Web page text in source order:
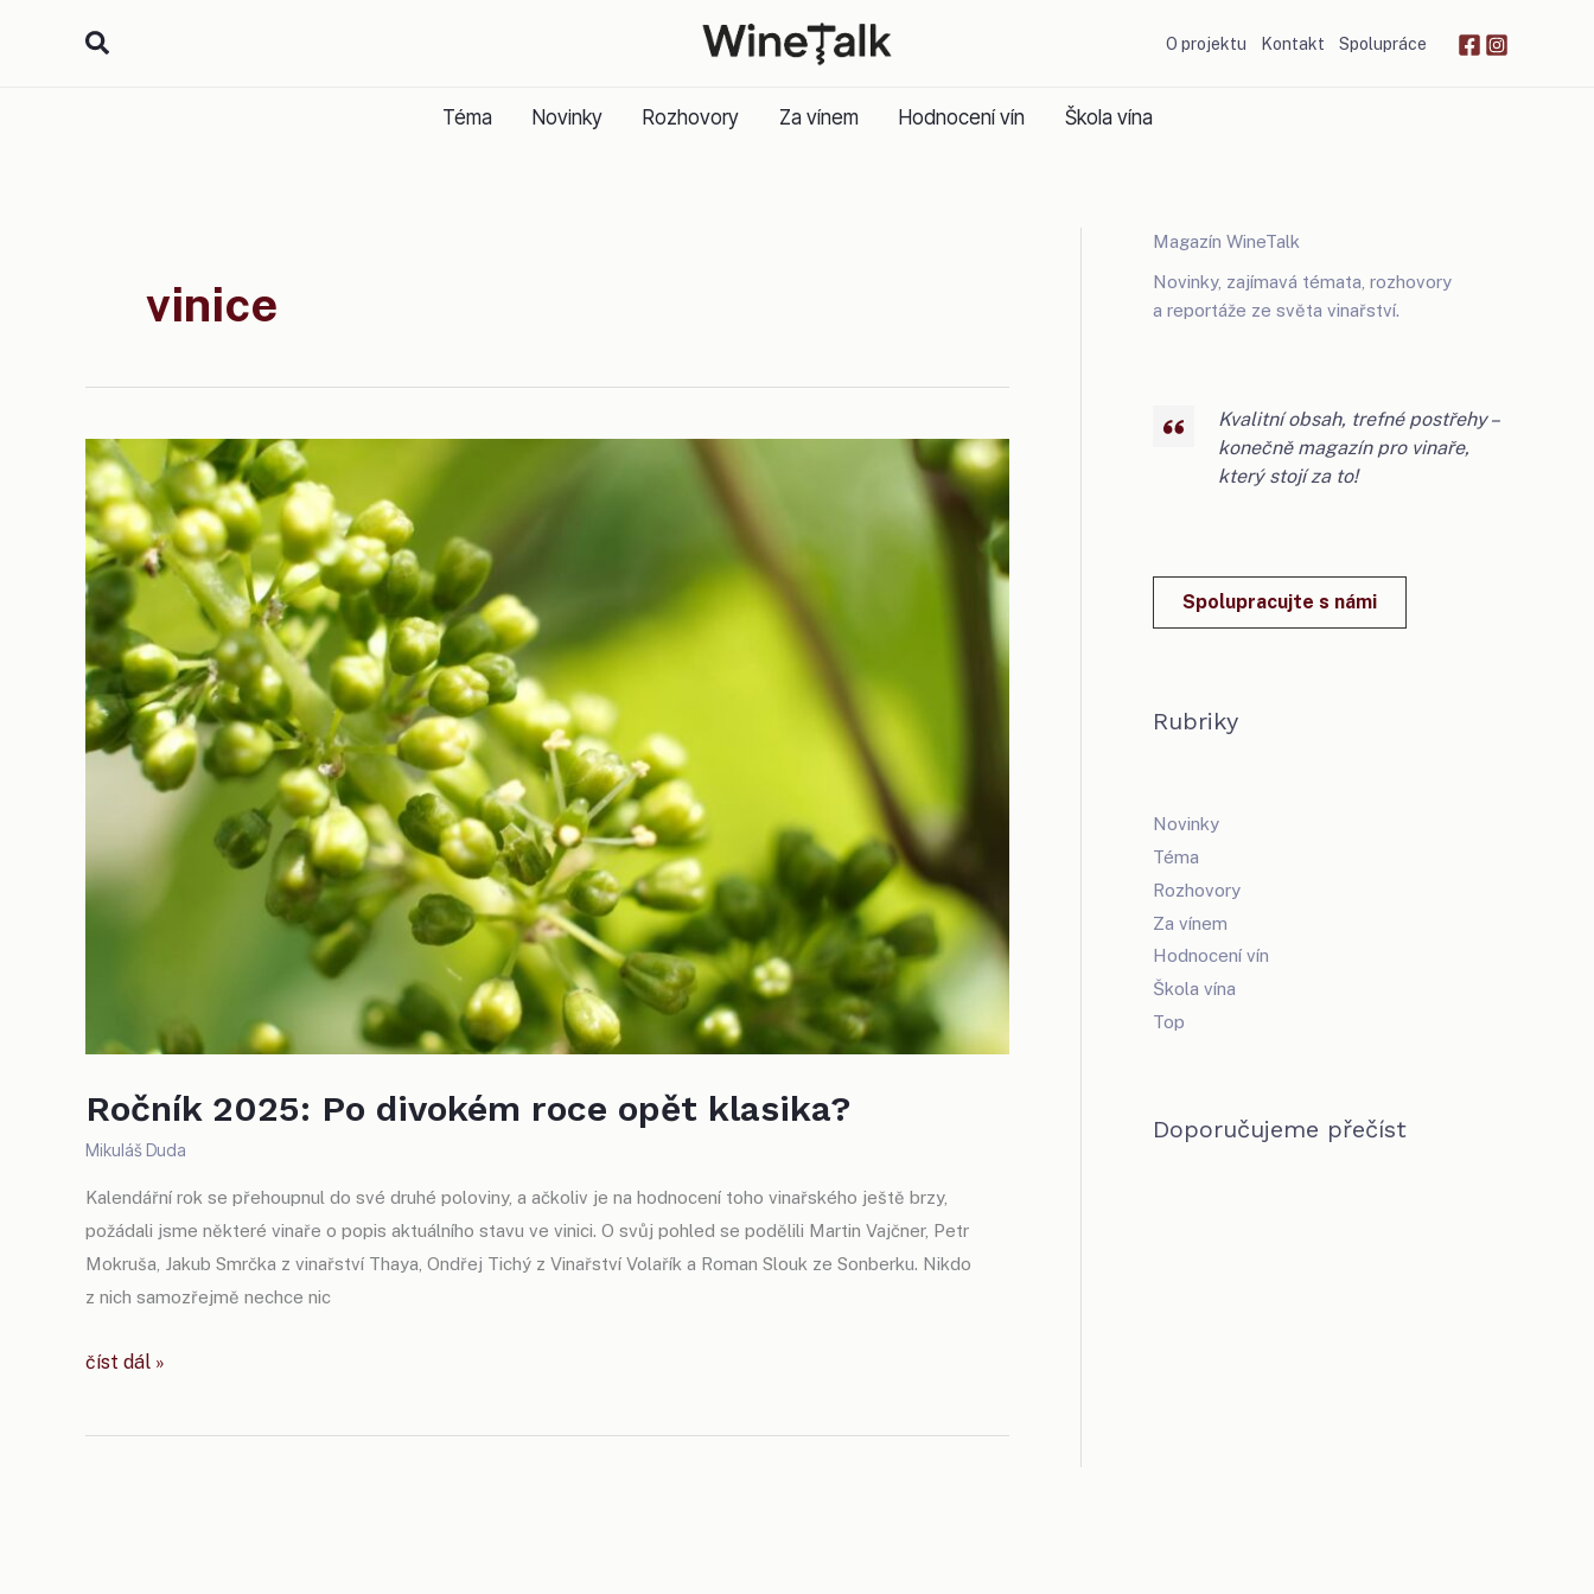
O projektu Kontakt Spolupráce
Téma Novinky Rozhovory Za vínem Hodnocení vín Škola vína
vinice
Ročník 2025: Po divokém roce opět klasika?
Mikuláš Duda
Kalendářní rok se přehoupnul do své druhé poloviny, a ačkoliv je na hodnocení toho vinařského ještě brzy,
požádali jsme některé vinaře o popis aktuálního stavu ve vinici. O svůj pohled se podělili Martin Vajčner, Petr
Mokruša, Jakub Smrčka z vinařství Thaya, Ondřej Tichý z Vinařství Volařík a Roman Slouk ze Sonberku. Nikdo
z nich samozřejmě nechce nic
ročník
číst dál »
Magazín WineTalk
Novinky, zajímavá témata, rozhovory
a reportáže ze světa vinařství.
Kvalitní obsah, trefné postřehy –
konečně magazín pro vinaře,
který stojí za to!
Spolupracujte s námi
Rubriky
Novinky
Téma
Rozhovory
Za vínem
Hodnocení vín
Škola vína
Top
Doporučujeme přečíst